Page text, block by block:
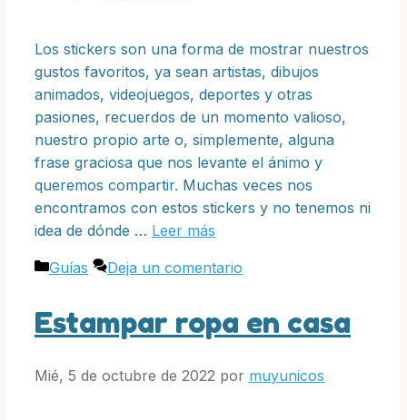
Los stickers son una forma de mostrar nuestros
gustos favoritos, ya sean artistas, dibujos
animados, videojuegos, deportes y otras
pasiones, recuerdos de un momento valioso,
nuestro propio arte o, simplemente, alguna
frase graciosa que nos levante el ánimo y
queremos compartir. Muchas veces nos
encontramos con estos stickers y no tenemos ni
idea de dónde … Leer más
Categorías
Guías Deja un comentario
Estampar ropa en casa
Mié, 5 de octubre de 2022 por muyunicos